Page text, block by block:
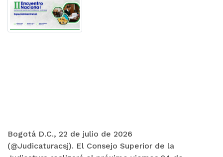
Bogotá D.C., 22 de julio de 2026
(@Judicaturacsj). El Consejo Superior de la